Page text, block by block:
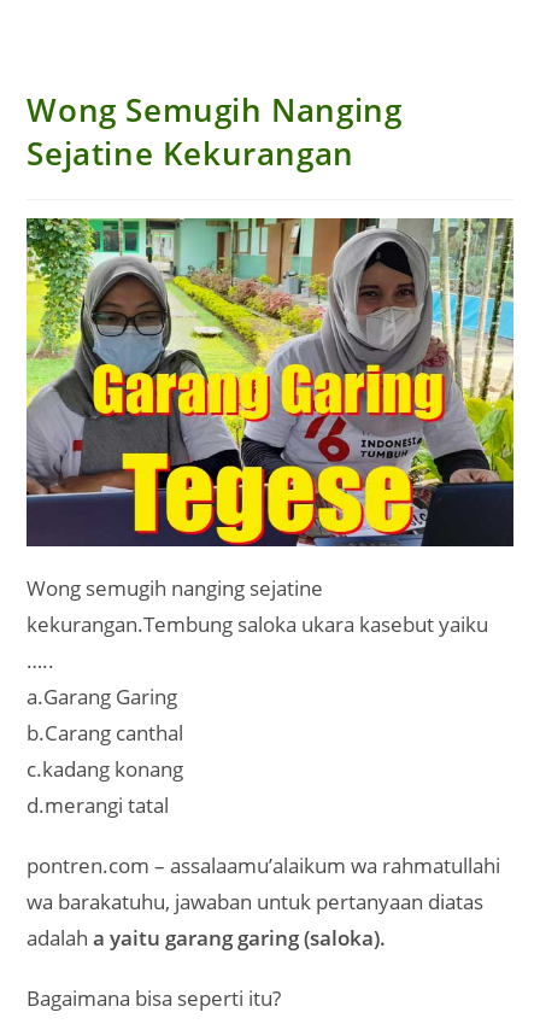
Wong Semugih Nanging
Sejatine Kekurangan
Wong semugih nanging sejatine
kekurangan.Tembung saloka ukara kasebut yaiku
…..
a.Garang Garing
b.Carang canthal
c.kadang konang
d.merangi tatal
pontren.com – assalaamu’alaikum wa rahmatullahi
wa barakatuhu, jawaban untuk pertanyaan diatas
adalaha yaitu garang garing (saloka).
Bagaimana bisa seperti itu?